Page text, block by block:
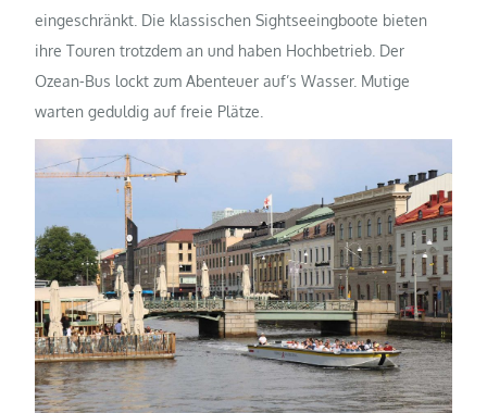
eingeschränkt. Die klassischen Sightseeingboote bieten
ihre Touren trotzdem an und haben Hochbetrieb. Der
Ozean-Bus lockt zum Abenteuer auf’s Wasser. Mutige
warten geduldig auf freie Plätze.